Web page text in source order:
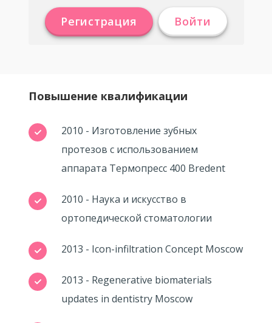
Регистрация Войти
Повышение квалификации
2010 - Изготовление зубных
протезов с использованием
аппарата Термопресс 400 Bredent
2010 - Наука и искусство в
ортопедической стоматологии
2013 - Icon-infiltration Concept Moscow
2013 - Regenerative biomaterials
updates in dentistry Moscow